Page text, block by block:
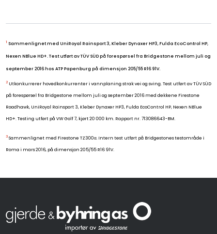
1 Sammenlignet med UniRoyal Rainsport 3, Kleber Dynaxer HP3, Fulda EcoControl HP,
Nexen NBlue HD+. Test utført av TÜV SÜD på forespørsel fra Bridgestone mellom juli og
september 2016 hos ATP Papenburg på dimensjon 205/55 R16 91V.
2 Utkonkurrerer hovedkonkurrenter i vannplaning strak vei og sving. Test utført av TÜV SÜD
på forespørsel fra Bridgestone mellom juli og september 2016 med dekkene Firestone
Roadhawk, UniRoyal Rainsport 3, Kleber Dynaxer HP3, Fulda EcoControl HP, Nexen NBlue
HD+. Testing utført på VW Golf 7, kjørt 20 000 km. Rapport nr. 713086643-BM.
3 Sammenlignet med Firestone TZ300α. Intern test utført på Bridgestones testområde i
Roma i mars 2016, på dimensjon 205/55 R16 91V.